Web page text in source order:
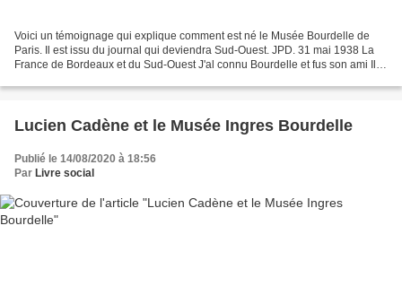
Voici un témoignage qui explique comment est né le Musée Bourdelle de
Paris. Il est issu du journal qui deviendra Sud-Ouest. JPD. 31 mai 1938 La
France de Bordeaux et du Sud-Ouest J'al connu Bourdelle et fus son ami Il y
Lucien Cadène et le Musée Ingres Bourdelle
Publié le 14/08/2020 à 18:56
Par Livre social